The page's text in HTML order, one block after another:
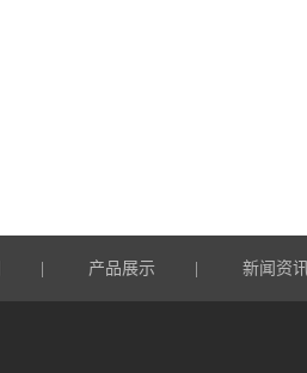
产品展示 新闻资讯